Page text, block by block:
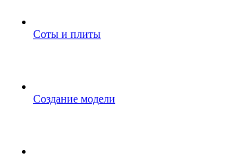
Соты и плиты
Создание модели